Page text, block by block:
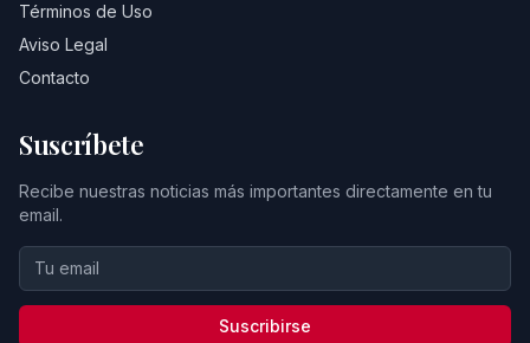
Términos de Uso
Aviso Legal
Contacto
Suscríbete
Recibe nuestras noticias más importantes directamente en tu
email.
Suscribirse